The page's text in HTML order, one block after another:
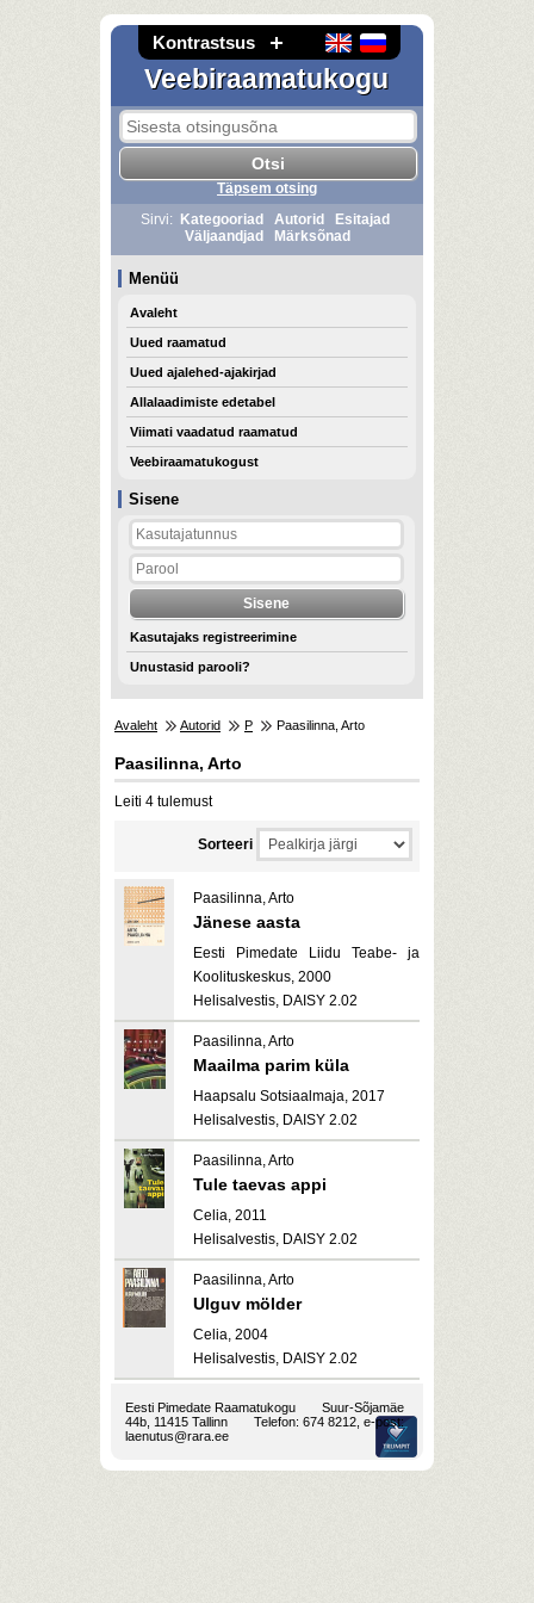
Kontrastsus
Veebiraamatukogu
Sisene
Kasutajaks registreerimine
Unustasid parooli?
Täpsem otsing
Sirvi:
Kategooriad Autorid
Esitajad
Väljaandjad
Märksõnad
Menüü
Avaleht
Uued raamatud
Uued ajalehed-ajakirjad
Allalaadimiste edetabel
Viimati vaadatud raamatud
Veebiraamatukogust
Avaleht Autorid P Paasilinna, Arto
Paasilinna, Arto
Leiti 4 tulemust
Sorteeri
Paasilinna, Arto
Jänese aasta
Eesti Pimedate Liidu Teabe- ja
Koolituskeskus, 2000
Helisalvestis, DAISY 2.02
Paasilinna, Arto
Maailma parim küla
Haapsalu Sotsiaalmaja, 2017
Helisalvestis, DAISY 2.02
Paasilinna, Arto
Tule taevas appi
Celia, 2011
Helisalvestis, DAISY 2.02
Paasilinna, Arto
Ulguv mölder
Celia, 2004
Helisalvestis, DAISY 2.02
Eesti Pimedate Raamatukogu
Suur-Sõjamäe
44b, 11415 Tallinn
Telefon: 674 8212, e-post:
laenutus@rara.ee